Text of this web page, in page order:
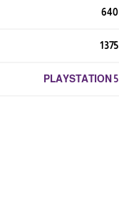
640
1375
PLAYSTATION 5